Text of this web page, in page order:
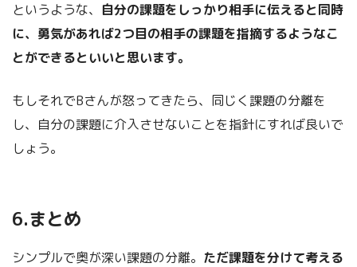
というような、 自分の課題をしっかり相手に伝えると同時
に、勇気があれば2つ目の相手の課題を指摘するようなこ
とができるといいと思います。
もしそれでBさんが怒ってきたら、同じく課題の分離を
し、自分の課題に介入させないことを指針にすれば良いで
しょう。
6.まとめ
シンプルで奥が深い課題の分離。 ただ課題を分けて考える